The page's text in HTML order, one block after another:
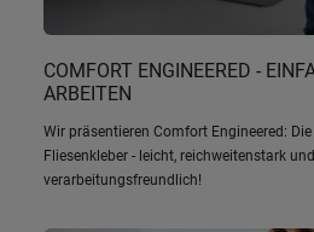
COMFORT ENGINEERED -
ARBEITEN
Wir präsentieren Comfort Engineered:
Fliesenkleber - leicht, reichweitenstark
verarbeitungsfreundlich!